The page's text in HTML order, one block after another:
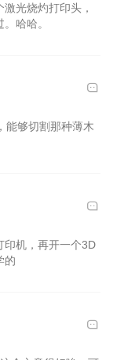
光烧灼打印头，
哈哈。
能够切割那种薄木
印机，再开一个3D
的